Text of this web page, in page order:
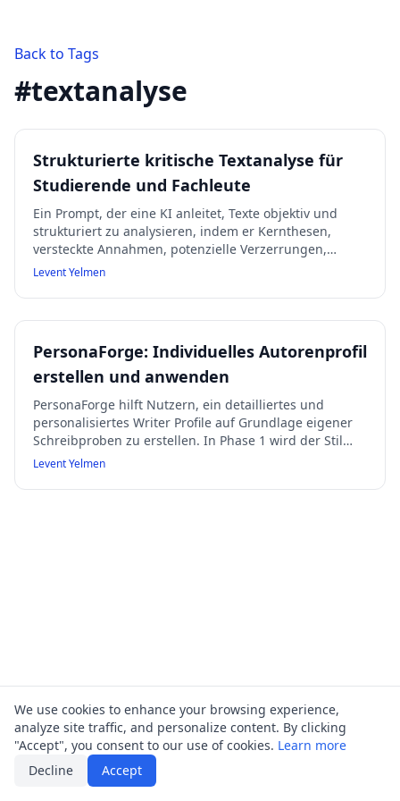
Back to Tags
#textanalyse
Strukturierte kritische Textanalyse für
Studierende und Fachleute
Ein Prompt, der eine KI anleitet, Texte objektiv und
strukturiert zu analysieren, indem er Kernthesen,
versteckte Annahmen, potenzielle Verzerrungen,
alternative Interpretationen, Evidenzbewertung,
gegliederten Stichpunkten darstellt. Geeignet für
Lernende und Fachleute, die eine tiefgehende, nicht
Levent Yelmen
PersonaForge: Individuelles Autorenprofil
erstellen und anwenden
PersonaForge hilft Nutzern, ein detailliertes und
personalisiertes Writer Profile auf Grundlage eigener
Schreibproben zu erstellen. In Phase 1 wird der Stil
durch ein geführtes Interview und Textanalyse erfasst.
generierte oder umgeschriebene Inhalte angewendet.
Levent Yelmen
We use cookies to enhance your browsing experience,
analyze site traffic, and personalize content. By clicking
"Accept", you consent to our use of cookies. Learn more
Decline
Accept